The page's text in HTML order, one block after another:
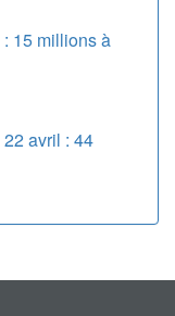
15 millions à
avril : 44